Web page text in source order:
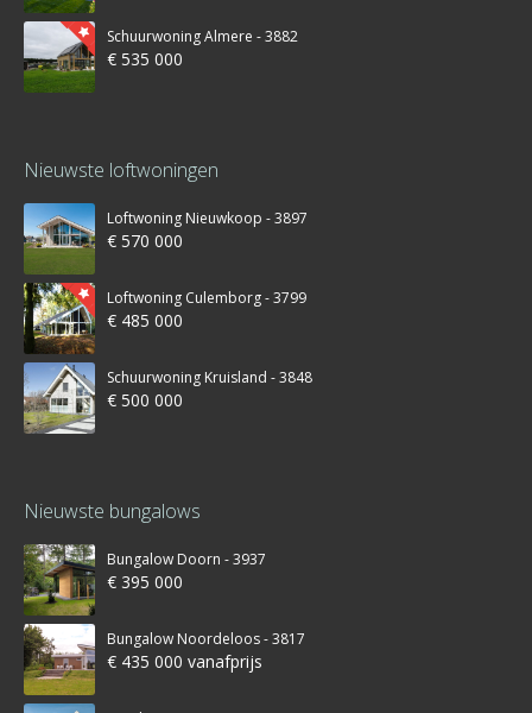
Schuurwoning Almere - 3882
€ 535 000
Nieuwste loftwoningen
Loftwoning Nieuwkoop - 3897
€ 570 000
Loftwoning Culemborg - 3799
€ 485 000
Schuurwoning Kruisland - 3848
€ 500 000
Nieuwste bungalows
Bungalow Doorn - 3937
€ 395 000
Bungalow Noordeloos - 3817
€ 435 000 vanafprijs